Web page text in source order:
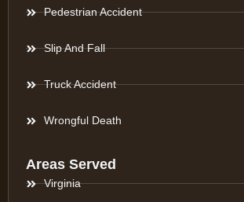
Pedestrian Accident
Slip And Fall
Truck Accident
Wrongful Death
Areas Served
Virginia